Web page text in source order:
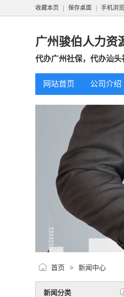
收藏本页 保存桌面 手机浏览
广州骏伯人力资
代办广州社保，代办汕
网站首页 公司介绍
首页 > 新闻中心
新闻分类